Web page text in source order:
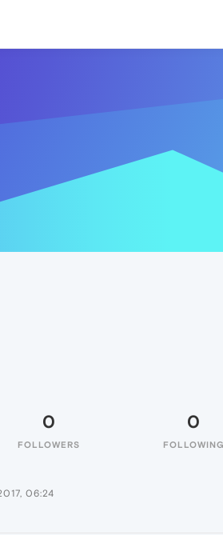
0
FOLLOWERS
0
FOLLOWING
06:24